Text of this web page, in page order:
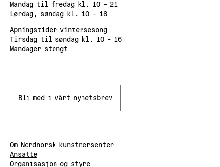
Mandag til fredag kl. 10 – 21
Lørdag, søndag kl. 10 – 18
Åpningstider vintersesong
Tirsdag til søndag kl. 10 – 16
Mandager stengt
Bli med i vårt nyhetsbrev
Om Nordnorsk kunstnersenter
Ansatte
Organisasjon og styre